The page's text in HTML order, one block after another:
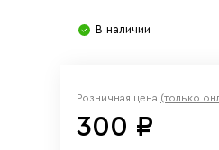
В наличии
Розничная цена (только
300 ₽